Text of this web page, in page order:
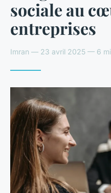
sociale au
entreprises
Imran — 23 avril 2025 — 6